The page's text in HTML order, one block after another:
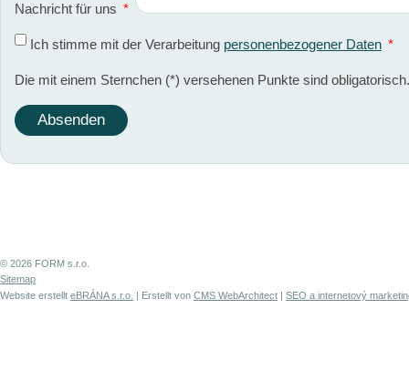
Nachricht für uns *
Ich stimme mit der Verarbeitung personenbezogener Daten *
Die mit einem Sternchen (*) versehenen Punkte sind obligatorisch.
© 2026 FORM s.r.o.
Sitemap
Website erstellt eBRÁNA s.r.o. | Erstellt von CMS WebArchitect | SEO a internetový